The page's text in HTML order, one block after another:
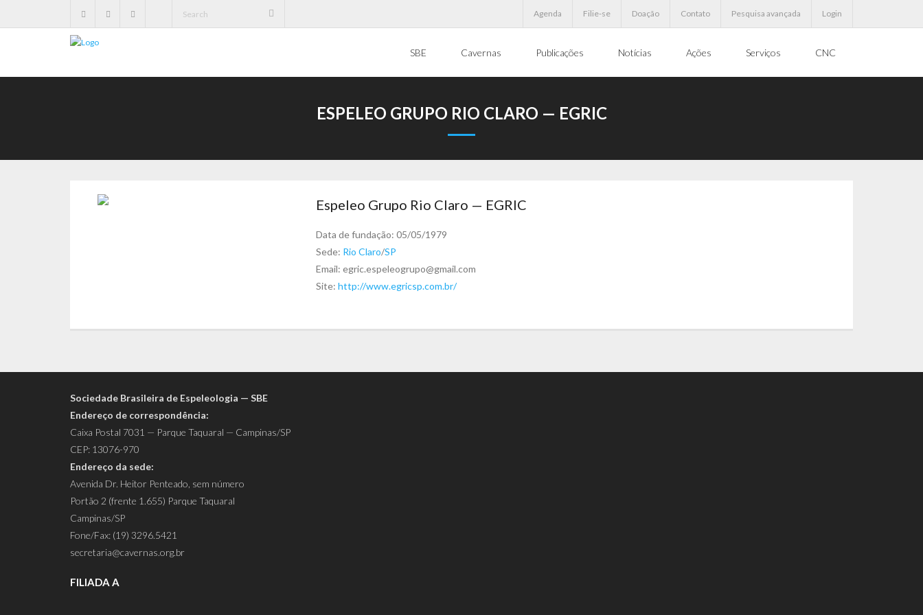
Agenda Filie-se Doação Contato Pesquisa avançada Login
SBE Cavernas Publicações Notícias Ações Serviços CNC
ESPELEO GRUPO RIO CLARO — EGRIC
Espeleo Grupo Rio Claro — EGRIC
Data de fundação: 05/05/1979
Sede: Rio Claro/SP
Email: egric.espeleogrupo@gmail.com
Site: http://www.egricsp.com.br/
Sociedade Brasileira de Espeleologia — SBE
Endereço de correspondência:
Caixa Postal 7031 — Parque Taquaral — Campinas/SP
CEP: 13076-970
Endereço da sede:
Avenida Dr. Heitor Penteado, sem número
Portão 2 (frente 1.655) Parque Taquaral
Campinas/SP
Fone/Fax: (19) 3296.5421
secretaria@cavernas.org.br
FILIADA A